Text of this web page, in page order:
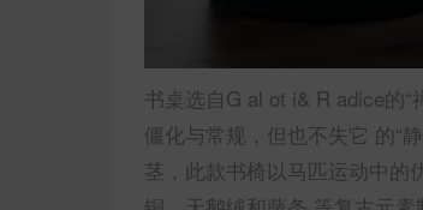
书桌选自G al ot i& R adice的
僵化与常规，但也不失它 的“
茎，此款书椅以马匹运动中的